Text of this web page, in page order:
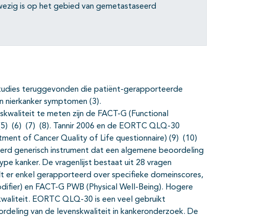
is op het gebied van gemetastaseerd
teruggevonden die patiënt-gerapporteerde
nierkanker symptomen (3).
te meten zijn de FACT-G (Functional
(6) (7) (8). Tannir 2006 en de EORTC QLQ-30
of Cancer Quality of Life questionnaire) (9) (10)
generisch instrument dat een algemene beoordeling
kanker. De vragenlijst bestaat uit 28 vragen
er enkel gerapporteerd over specifieke domeinscores,
en FACT-G PWB (Physical Well-Being). Hogere
EORTC QLQ-30 is een veel gebruikt
van de levenskwaliteit in kankeronderzoek. De